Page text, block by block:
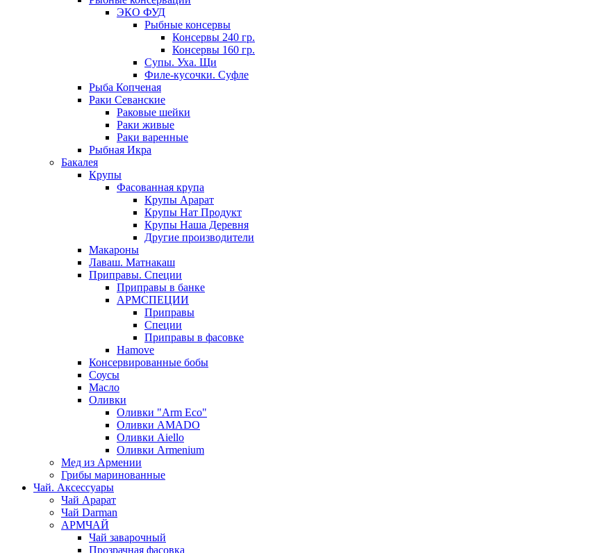
ЭКО ФУД
Рыбные консервы
Консервы 240 гр.
Консервы 160 гр.
Супы. Уха. Щи
Филе-кусочки. Суфле
Рыба Копченая
Раки Севанские
Раковые шейки
Раки живые
Раки варенные
Рыбная Икра
Бакалея
Крупы
Фасованная крупа
Крупы Арарат
Крупы Нат Продукт
Крупы Наша Деревня
Другие производители
Макароны
Лаваш. Матнакаш
Приправы. Специи
Приправы в банке
АРМСПЕЦИИ
Приправы
Специи
Приправы в фасовке
Hamove
Консервированные бобы
Соусы
Масло
Оливки
Оливки "Arm Eco"
Оливки AMADO
Оливки Aiello
Оливки Armenium
Мед из Армении
Грибы маринованные
Чай. Аксессуары
Чай Арарат
Чай Darman
АРМЧАЙ
Чай заварочный
Прозрачная фасовка